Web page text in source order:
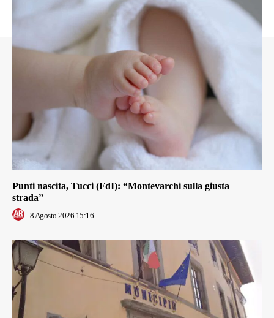
Punti nascita, Tucci (FdI): “Montevarchi sulla giusta
strada”
8 Agosto 2026 15:16